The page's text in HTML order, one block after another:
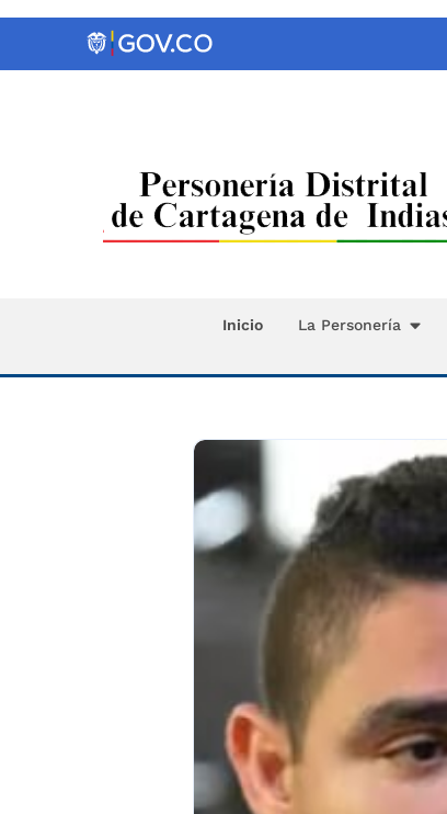
Inicio La Personería